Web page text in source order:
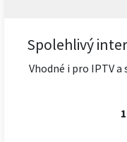
Spolehlivý
Vhodné i pro IPTV